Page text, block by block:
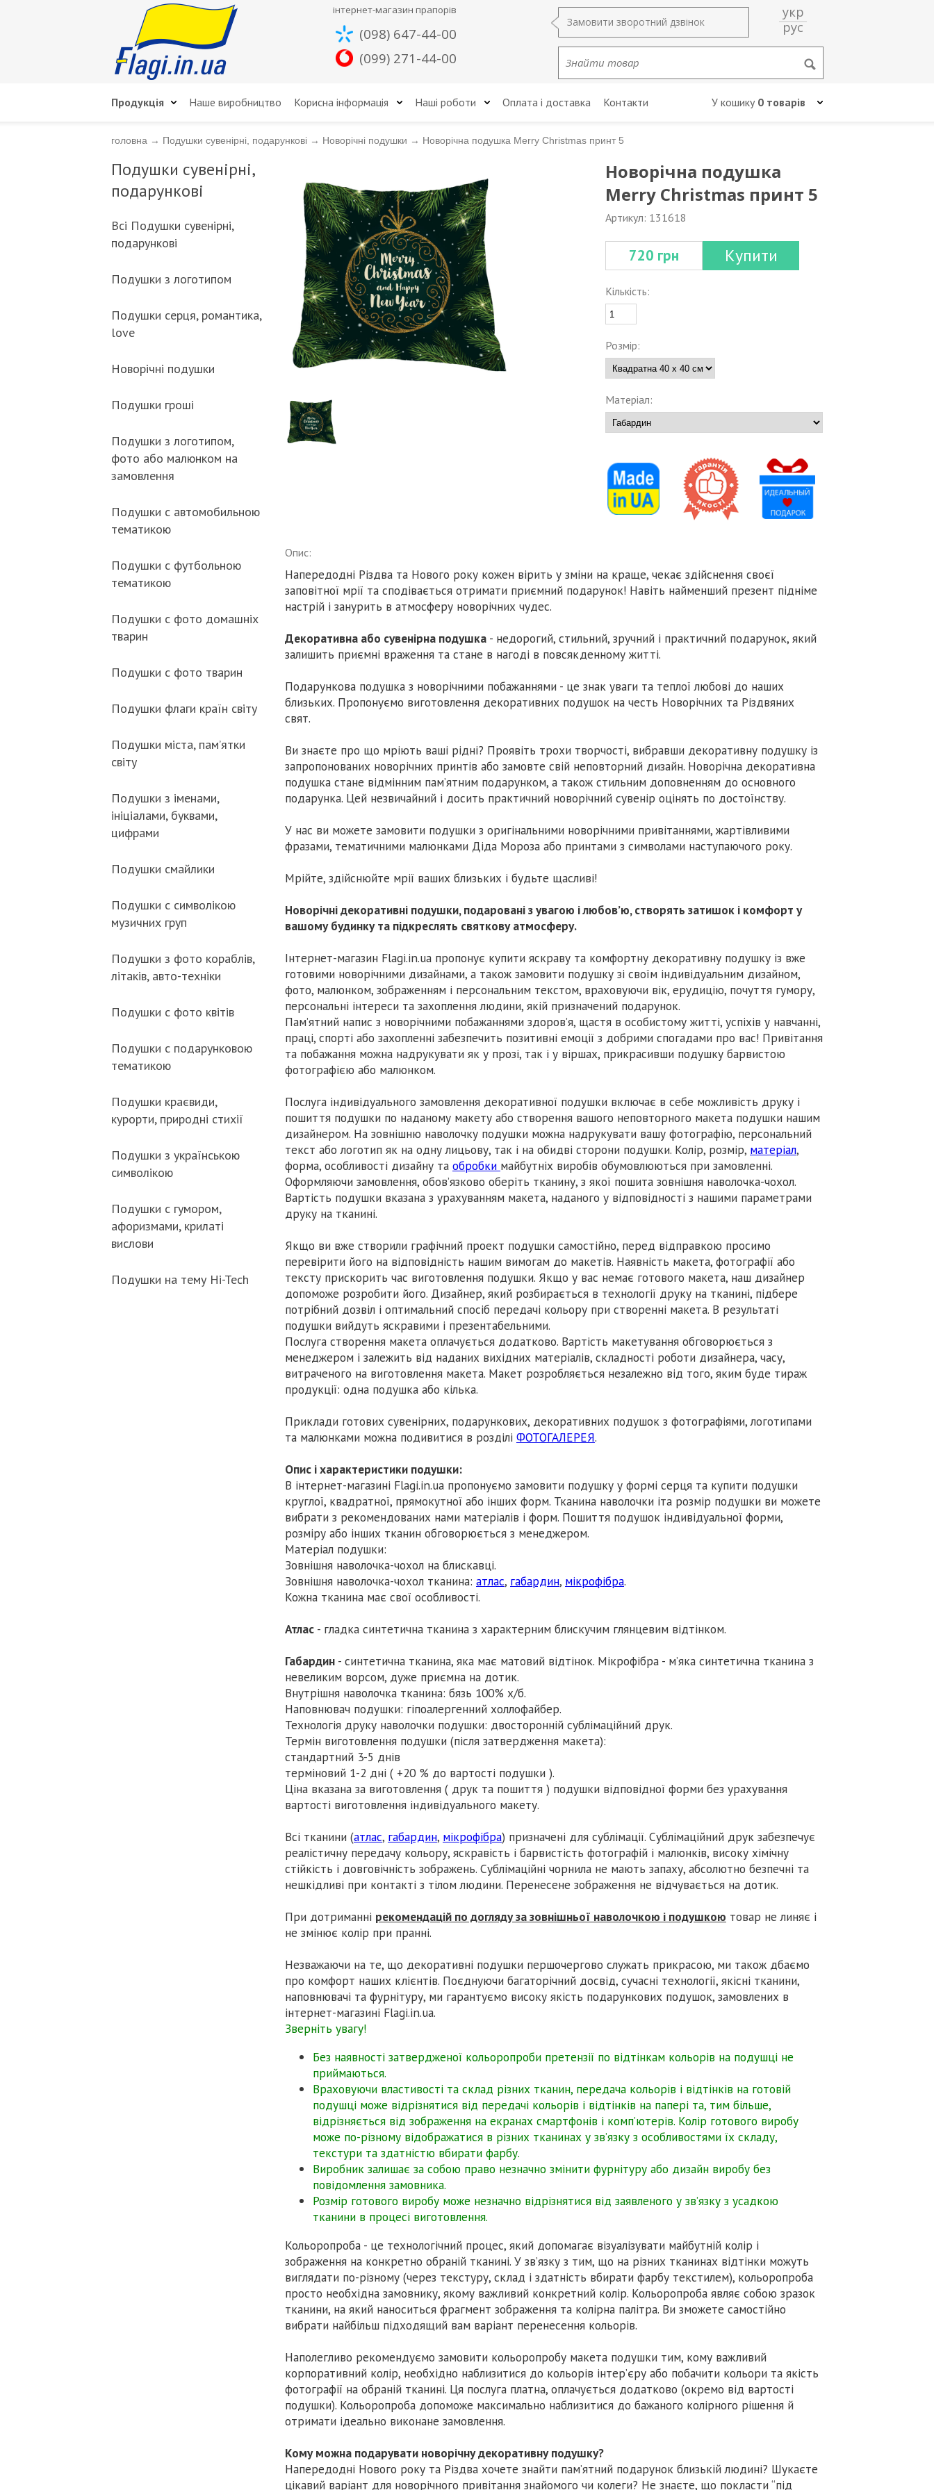
інтернет-магазин прапорів
(098) 647-44-00
(099) 271-44-00
Замовити зворотний дзвінок
укр
рус
Продукція Наше виробництво Корисна інформація Наші роботи Оплата і доставка Контакти У кошику 0 товарів
головна → Подушки сувенірні, подарункові → Новорічні подушки → Новорічна подушка Merry Christmas принт 5
Подушки сувенірні,
подарункові
Всі Подушки сувенірні,
подарункові
Подушки з логотипом
Подушки серця, романтика,
love
Новорічні подушки
Подушки гроші
Подушки з логотипом,
фото або малюнком на
замовлення
Подушки с автомобильною
тематикою
Подушки с футбольною
тематикою
Подушки с фото домашніх
тварин
Подушки с фото тварин
Подушки флаги країн світу
Подушки міста, пам’ятки
світу
Подушки з іменами,
ініціалами, буквами,
цифрами
Подушки смайлики
Подушки с символікою
музичних груп
Подушки з фото кораблів,
літаків, авто-техніки
Подушки с фото квітів
Подушки с подарунковою
тематикою
Подушки краєвиди,
курорти, природні стихії
Подушки з українською
символікою
Подушки с гумором,
афоризмами, крилаті
вислови
Подушки на тему Hi-Tech
Новорічна подушка
Merry Christmas принт 5
Артикул: 131618
720 грн Купити
Кількість:
Розмір:
Матеріал:
Опис:
Напередодні Різдва та Нового року кожен вірить у зміни на краще, чекає здійснення своєї
заповітної мрії та сподівається отримати приємний подарунок! Навіть найменший презент підніме
настрій і занурить в атмосферу новорічних чудес.
Декоративна або сувенірна подушка - недорогий, стильний, зручний і практичний подарунок, який
залишить приємні враження та стане в нагоді в повсякденному житті.
Подарункова подушка з новорічними побажаннями - це знак уваги та теплої любові до наших
близьких. Пропонуємо виготовлення декоративних подушок на честь Новорічних та Різдвяних
свят.
Ви знаєте про що мріють ваші рідні? Проявіть трохи творчості, вибравши декоративну подушку із
запропонованих новорічних принтів або замовте свій неповторний дизайн. Новорічна декоративна
подушка стане відмінним пам’ятним подарунком, а також стильним доповненням до основного
подарунка. Цей незвичайний і досить практичний новорічний сувенір оцінять по достоїнству.
У нас ви можете замовити подушки з оригінальними новорічними привітаннями, жартівливими
фразами, тематичними малюнками Діда Мороза або принтами з символами наступаючого року.
Мрійте, здійснюйте мрії ваших близьких і будьте щасливі!
Новорічні декоративні подушки, подаровані з увагою і любов’ю, створять затишок і комфорт у
вашому будинку та підкреслять святкову атмосферу.
Інтернет-магазин Flagi.in.ua пропонує купити яскраву та комфортну декоративну подушку із вже
готовими новорічними дизайнами, а також замовити подушку зі своїм індивідуальним дизайном,
фото, малюнком, зображенням і персональним текстом, враховуючи вік, ерудицію, почуття гумору,
персональні інтереси та захоплення людини, якій призначений подарунок.
Пам’ятний напис з новорічними побажаннями здоров’я, щастя в особистому житті, успіхів у навчанні,
праці, спорті або захопленні забезпечить позитивні емоції з добрими спогадами про вас! Привітання
та побажання можна надрукувати як у прозі, так і у віршах, прикрасивши подушку барвистою
фотографією або малюнком.
Послуга індивідуального замовлення декоративної подушки включає в себе можливість друку і
пошиття подушки по наданому макету або створення вашого неповторного макета подушки нашим
дизайнером. На зовнішню наволочку подушки можна надрукувати вашу фотографію, персональний
текст або логотип як на одну лицьову, так і на обидві сторони подушки. Колір, розмір, матеріал,
форма, особливості дизайну та обробки майбутніх виробів обумовлюються при замовленні.
Оформляючи замовлення, обов’язково оберіть тканину, з якої пошита зовнішня наволочка-чохол.
Вартість подушки вказана з урахуванням макета, наданого у відповідності з нашими параметрами
друку на тканині.
Якщо ви вже створили графічний проект подушки самостійно, перед відправкою просимо
перевірити його на відповідність нашим вимогам до макетів. Наявність макета, фотографії або
тексту прискорить час виготовлення подушки. Якщо у вас немає готового макета, наш дизайнер
допоможе розробити його. Дизайнер, який розбирається в технології друку на тканині, підбере
потрібний дозвіл і оптимальний спосіб передачі кольору при створенні макета. В результаті
подушки вийдуть яскравими і презентабельними.
Послуга створення макета оплачується додатково. Вартість макетування обговорюється з
менеджером і залежить від наданих вихідних матеріалів, складності роботи дизайнера, часу,
витраченого на виготовлення макета. Макет розробляється незалежно від того, яким буде тираж
продукції: одна подушка або кілька.
Приклади готових сувенірних, подарункових, декоративних подушок з фотографіями, логотипами
та малюнками можна подивитися в розділі ФОТОГАЛЕРЕЯ.
Опис і характеристики подушки:
В інтернет-магазині Flagi.in.ua пропонуємо замовити подушку у формі серця та купити подушки
круглої, квадратної, прямокутної або інших форм. Тканина наволочки іта розмір подушки ви можете
вибрати з рекомендованих нами матеріалів і форм. Пошиття подушок індивідуальної форми,
розміру або інших тканин обговорюється з менеджером.
Матеріал подушки:
Зовнішня наволочка-чохол на блискавці.
Зовнішня наволочка-чохол тканина: атлас, габардин, мікрофібра.
Кожна тканина має свої особливості.
Атлас - гладка синтетична тканина з характерним блискучим глянцевим відтінком.
Габардин - синтетична тканина, яка має матовий відтінок. Мікрофібра - м’яка синтетична тканина з
невеликим ворсом, дуже приємна на дотик.
Внутрішня наволочка тканина: бязь 100% х/б.
Наповнювач подушки: гіпоалергенний холлофайбер.
Технологія друку наволочки подушки: двосторонній сублімаційний друк.
Термін виготовлення подушки (після затвердження макета):
стандартний 3-5 днів
терміновий 1-2 дні ( +20 % до вартості подушки ).
Ціна вказана за виготовлення ( друк та пошиття ) подушки відповідної форми без урахування
вартості виготовлення індивідуального макету.
Всі тканини (атлас, габардин, мікрофібра) призначені для сублімації. Сублімаційний друк забезпечує
реалістичну передачу кольору, яскравість і барвистість фотографій і малюнків, високу хімічну
стійкість і довговічність зображень. Сублімаційні чорнила не мають запаху, абсолютно безпечні та
нешкідливі при контакті з тілом людини. Перенесене зображення не відчувається на дотик.
При дотриманні рекомендацій по догляду за зовнішньої наволочкою і подушкою товар не линяє і
не змінює колір при пранні.
Незважаючи на те, що декоративні подушки першочергово служать прикрасою, ми також дбаємо
про комфорт наших клієнтів. Поєднуючи багаторічний досвід, сучасні технології, якісні тканини,
наповнювачі та фурнітуру, ми гарантуємо високу якість подарункових подушок, замовлених в
інтернет-магазині Flagi.in.ua.
Зверніть увагу!
Без наявності затвердженої кольоропроби претензії по відтінкам кольорів на подушці не
приймаються.
Враховуючи властивості та склад різних тканин, передача кольорів і відтінків на готовій
подушці може відрізнятися від передачі кольорів і відтінків на папері та, тим більше,
відрізняється від зображення на екранах смартфонів і комп’ютерів. Колір готового виробу
може по-різному відображатися в різних тканинах у зв’язку з особливостями їх складу,
текстури та здатністю вбирати фарбу.
Виробник залишає за собою право незначно змінити фурнітуру або дизайн виробу без
повідомлення замовника.
Розмір готового виробу може незначно відрізнятися від заявленого у зв’язку з усадкою
тканини в процесі виготовлення.
Кольоропроба - це технологічний процес, який допомагає візуалізувати майбутній колір і
зображення на конкретно обраній тканині. У зв’язку з тим, що на різних тканинах відтінки можуть
виглядати по-різному (через текстуру, склад і здатність вбирати фарбу текстилем), кольоропроба
просто необхідна замовнику, якому важливий конкретний колір. Кольоропроба являє собою зразок
тканини, на який наноситься фрагмент зображення та колірна палітра. Ви зможете самостійно
вибрати найбільш підходящий вам варіант перенесення кольорів.
Наполегливо рекомендуємо замовити кольоропробу макета подушки тим, кому важливий
корпоративний колір, необхідно наблизитися до кольорів інтер’єру або побачити кольори та якість
фотографії на обраній тканині. Ця послуга платна, оплачується додатково (окремо від вартості
подушки). Кольоропроба допоможе максимально наблизитися до бажаного колірного рішення й
отримати ідеально виконане замовлення.
Кому можна подарувати новорічну декоративну подушку?
Напередодні Нового року та Різдва хочете знайти пам’ятний подарунок близькій людині? Шукаєте
цікавий варіант для новорічного привітання знайомого чи колеги? Не знаєте, що покласти “під